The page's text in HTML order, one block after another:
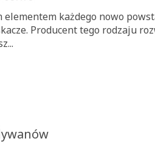
każdego nowo
Producent tego rodzaju